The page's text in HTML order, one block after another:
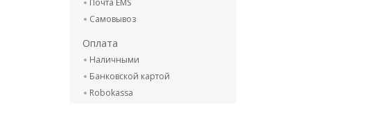
Почта EMS
Самовывоз
Оплата
Наличными
Банковской картой
Robokassa